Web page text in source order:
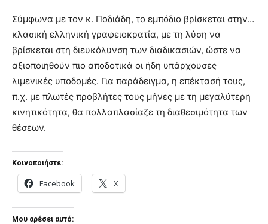
Σύμφωνα με τον κ. Ποδιάδη, το εμπόδιο βρίσκεται στην…
κλασική ελληνική γραφειοκρατία, με τη λύση να
βρίσκεται στη διευκόλυνση των διαδικασιών, ώστε να
αξιοποιηθούν πιο αποδοτικά οι ήδη υπάρχουσες
λιμενικές υποδομές. Για παράδειγμα, η επέκτασή τους,
π.χ. με πλωτές προβλήτες τους μήνες με τη μεγαλύτερη
κινητικότητα, θα πολλαπλασίαζε τη διαθεσιμότητα των
θέσεων.
Κοινοποιήστε:
Facebook X
Μου αρέσει αυτό: